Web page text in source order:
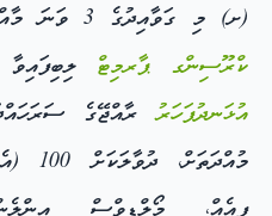
(ށ) މި ގަވާއިދުގެ 3 ވަނަ މާއްދާގެ (ރ) ގައި ބަޔާންކޮށްފައިވާ
ކްރޫސިންގ ޕާރމިޓް ލިބިފައިވާ 20 (ވިހި) މީޓަރަށްވުރެ ބޮޑު
އުޅަނދުފަހަރުރާއްޖޭގެ